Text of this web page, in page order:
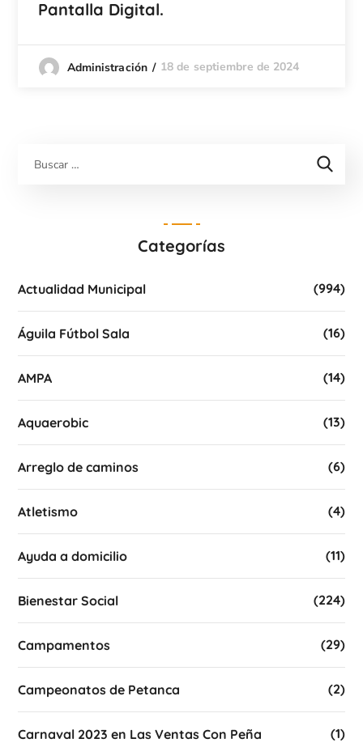
Pantalla Digital.
Administración 18 de septiembre de 2024
Categorías
Actualidad Municipal (994)
Águila Fútbol Sala (16)
AMPA (14)
Aquaerobic (13)
Arreglo de caminos (6)
Atletismo (4)
Ayuda a domicilio (11)
Bienestar Social (224)
Campamentos (29)
Campeonatos de Petanca (2)
Carnaval 2023 en Las Ventas Con Peña
(1)